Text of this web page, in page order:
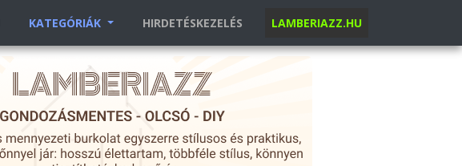
KATEGÓRIÁK HIRDETÉSKEZELÉS LAMBERIAZZ.HU